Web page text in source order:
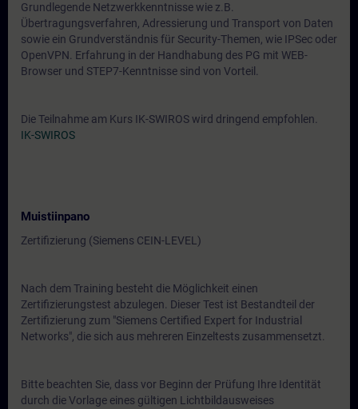
Grundlegende Netzwerkkenntnisse wie z.B.
Übertragungsverfahren, Adressierung und Transport von Daten
sowie ein Grundverständnis für Security-Themen, wie IPSec oder
OpenVPN. Erfahrung in der Handhabung des PG mit WEB-
Browser und STEP7-Kenntnisse sind von Vorteil.
Die Teilnahme am Kurs IK-SWIROS wird dringend empfohlen.
IK-SWIROS
Muistiinpano
Zertifizierung (Siemens CEIN-LEVEL)
Nach dem Training besteht die Möglichkeit einen
Zertifizierungstest abzulegen. Dieser Test ist Bestandteil der
Zertifizierung zum "Siemens Certified Expert for Industrial
Networks", die sich aus mehreren Einzeltests zusammensetzt.
Bitte beachten Sie, dass vor Beginn der Prüfung Ihre Identität
durch die Vorlage eines gültigen Lichtbildausweises